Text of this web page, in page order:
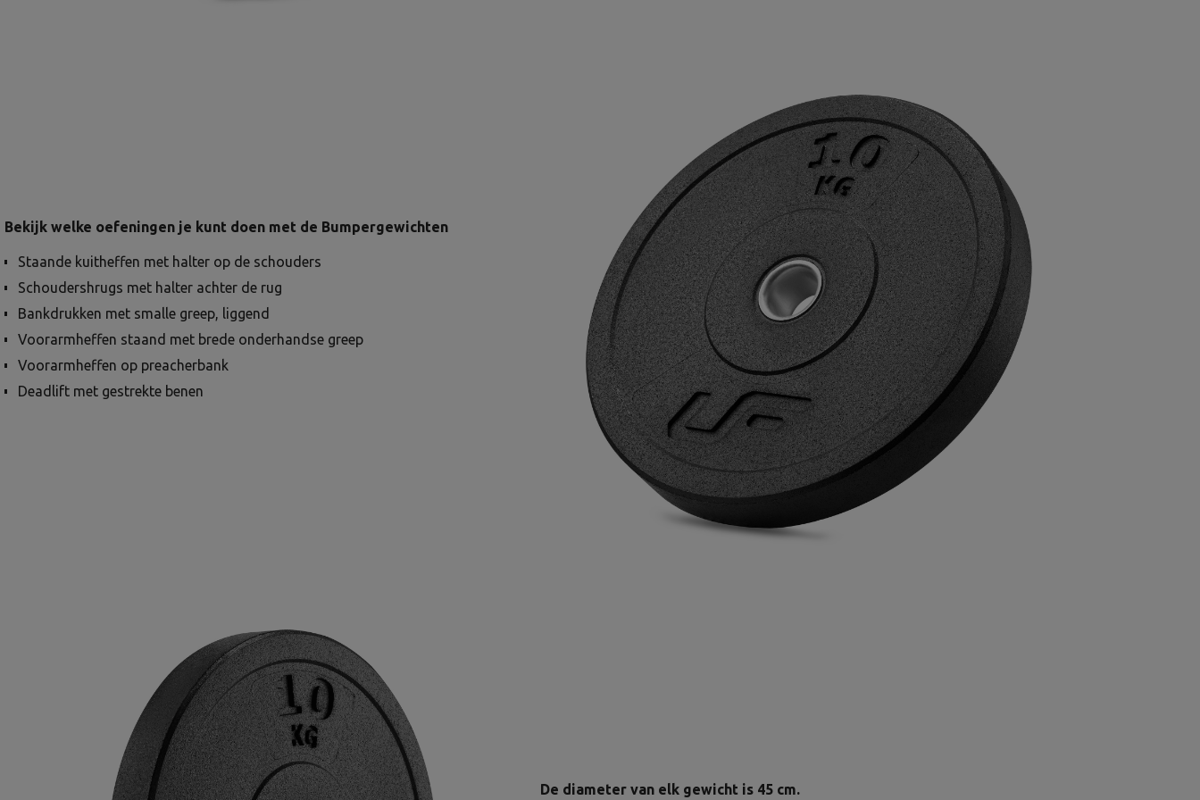
Bekijk welke oefeningen je kunt doen met de Bumpergewichten
Staande kuitheffen met halter op de schouders
Schoudershrugs met halter achter de rug
Bankdrukken met smalle greep, liggend
Voorarmheffen staand met brede onderhandse greep
Voorarmheffen op preacherbank
Deadlift met gestrekte benen
De diameter van elk gewicht is 45 cm.